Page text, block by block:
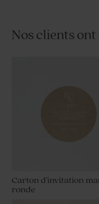
Nos clients ont
Carton d'invitation
ronde